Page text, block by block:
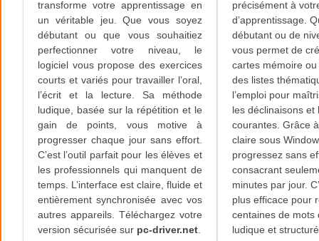
transforme votre apprentissage en
un véritable jeu. Que vous soyez
débutant ou que vous souhaitiez
perfectionner votre niveau, le
logiciel vous propose des exercices
courts et variés pour travailler l’oral,
l’écrit et la lecture. Sa méthode
ludique, basée sur la répétition et le
gain de points, vous motive à
progresser chaque jour sans effort.
C’est l’outil parfait pour les élèves et
les professionnels qui manquent de
temps. L’interface est claire, fluide et
entièrement synchronisée avec vos
autres appareils. Téléchargez votre
version sécurisée sur pc-driver.net.
précisément à
d’apprentissage.
débutant ou de
vous permet de
cartes mémoire
des listes
l’emploi pour
les déclinaisons
courantes. Grâce
claire sous
progressez sans
consacrant
minutes par jour.
plus efficace pour
centaines de mots
ludique et